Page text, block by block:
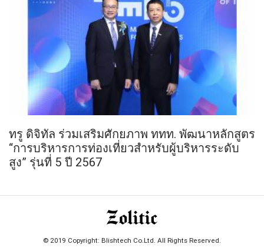
ทรู ดิจิทัล ร่วมเสริมศักยภาพ ททท. พัฒนาหลักสูตร
“การบริหารการท่องเที่ยวสำหรับผู้บริหารระดับ
สูง” รุ่นที่ 5 ปี 2567
© 2019 Copyright: Blishtech Co.Ltd. All Rights Reserved.